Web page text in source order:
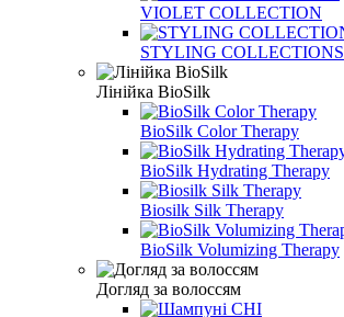
VIOLET COLLECTION
STYLING COLLECTIONS
Лінійка BioSilk
BioSilk Color Therapy
BioSilk Hydrating Therapy
Biosilk Silk Therapy
BioSilk Volumizing Therapy
Догляд за волоссям